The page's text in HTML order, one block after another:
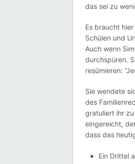
das sei zu
Es braucht
Schülen und
Auch wenn
durchspüren.
resümieren:
Sie wendete
des
gratuliert ihr
eingereicht,
dass das
Ein Drittel